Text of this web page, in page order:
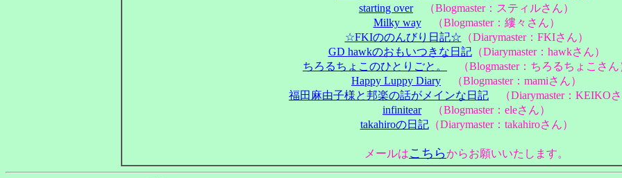
starting over（Blogmaster：スティルさん）
Milky way（Blogmaster：縷々さん）
☆FKIののんびり日記☆ （Diarymaster：FKIさん）
GD hawkのおもいつきな日記（Diarymaster：hawkさん）
ちろるちょこのひとりごと。
（Blogmaster：ちろるちょこさん
Happy Luppy Diary （Blogmaster：mamiさん）
福田麻由子様と邦楽の話がメインな日記 （Diarymaster：KEIKOさ
infinitear（Blogmaster：eleさん）
takahiroの日記（Diarymaster：takahiroさん）
メールはこちらからお願いいたします。